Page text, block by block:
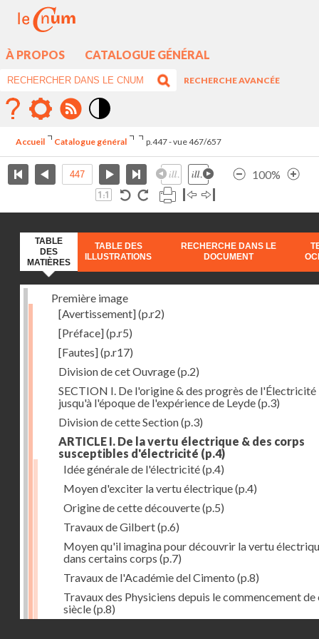
À PROPOS CATALOGUE GÉNÉRAL
RECHERCHE AVANCÉE
élévé
Accueil Catalogue général p.447 - vue 467/657
100%
TABLE
DES
MATIÈRES
TABLE DES
ILLUSTRATIONS
RECHERCHE DANS LE
DOCUMENT
Première image
[Avertissement](p.r2)
[Préface](p.r5)
[Fautes](p.r17)
Division de cet Ouvrage(p.2)
SECTION I. De l'origine & des progrès de l'Électricité
jusqu'à l'époque de l'expérience de Leyde(p.3)
Division de cette Section(p.3)
ARTICLE I. De la vertu électrique & des corps
susceptibles d'électricité (p.4)
Idée générale de l'électricité(p.4)
Moyen d'exciter la vertu électrique(p.4)
Origine de cette découverte(p.5)
Travaux de Gilbert(p.6)
Moyen qu'il imagina pour découvrir la vertu
dans certains corps (p.7)
Travaux de l'Académie del Cimento (p.8)
Travaux des Physiciens depuis le commencement de
siècle(p.8)